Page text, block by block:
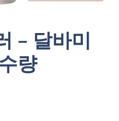
– 달바미
량